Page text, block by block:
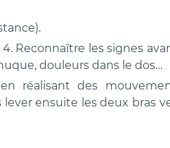
Reconnaître les signes
douleurs dans le dos…
réalisant des
lever ensuite les deux bras